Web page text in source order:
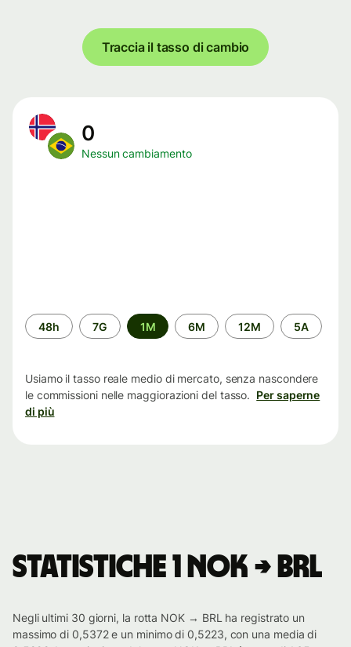
Traccia il tasso di cambio
0
Nessun cambiamento
Periodo
di
48h 7G 1M 6M 12M 5A
Usiamo il tasso reale medio di mercato, senza nascondere
le commissioni nelle maggiorazioni del tasso. Per saperne
di più
Statistiche 1 NOK → BRL
Negli ultimi 30 giorni, la rotta NOK → BRL ha registrato un
massimo di 0,5372 e un minimo di 0,5223, con una media di